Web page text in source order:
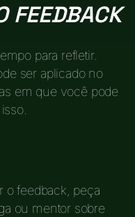
FEEDBACK
para refletir.
ser aplicado no
em que você pode
o feedback, peça
ou mentor sobre